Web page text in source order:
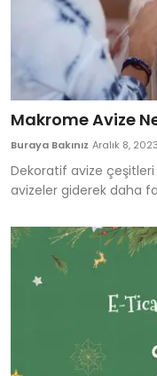
Makrome Avize
Buraya Bakınız Aralık 8, 2023
Dekoratif avize çeşitleri
avizeler giderek daha